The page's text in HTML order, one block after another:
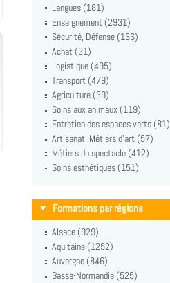
Langues (181)
Enseignement (2931)
Sécurité, Défense (166)
Achat (31)
Logistique (495)
Transport (479)
Agriculture (39)
Soins aux animaux (119)
Entretien des espaces verts (81)
Artisanat, Métiers d'art (57)
Métiers du spectacle (412)
Soins esthétiques (151)
Formations par régions
Alsace (929)
Aquitaine (1252)
Auvergne (846)
Basse-Normandie (525)